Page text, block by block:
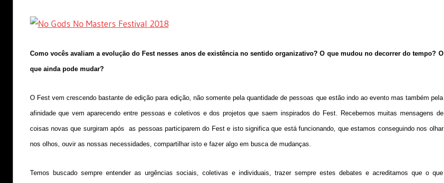
Como vocês avaliam a evolução do Fest nesses anos de existência no sentido organizativo? O que mudou no decorrer do tempo? O
que ainda pode mudar?
O Fest vem crescendo bastante de edição para edição, não somente pela quantidade de pessoas que estão indo ao evento mas também pela
afinidade que vem aparecendo entre pessoas e coletivos e dos projetos que saem inspirados do Fest. Recebemos muitas mensagens de
coisas novas que surgiram após as pessoas participarem do Fest e isto significa que está funcionando, que estamos conseguindo nos olhar
nos olhos, ouvir as nossas necessidades, compartilhar isto e fazer algo em busca de mudanças.
Temos buscado sempre entender as urgências sociais, coletivas e individuais, trazer sempre estes debates e acreditamos que o que